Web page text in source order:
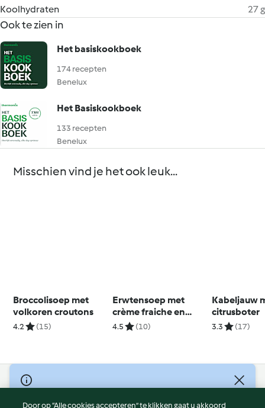
Koolhydraten
27 g
Ook te zien in
Het basiskookboek
174 recepten
Benelux
Het Basiskookboek
133 recepten
Benelux
Misschien vind je het ook leuk...
Broccolisoep met
volkoren croutons
4.2 (15)
Erwtensoep met
crème fraiche en
knapperige ham
4.5 (10)
Kabeljauw
citrusboter
3.3 (17)
© Copyright 2026
Door op “Alle cookies accepteren” te klikken gaat u akkoord